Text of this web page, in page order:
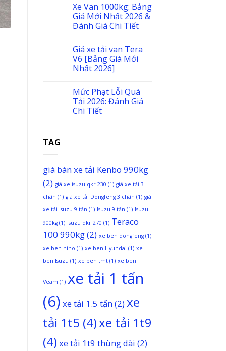
Xe Van 1000kg: Bảng
Giá Mới Nhất 2026 &
Đánh Giá Chi Tiết
Giá xe tải van Tera
V6 [Bảng Giá Mới
Nhất 2026]
Mức Phạt Lỗi Quá
Tải 2026: Đánh Giá
Chi Tiết
TAG
giá bán xe tải Kenbo 990kg
(2) giá xe isuzu qkr 230 (1) giá xe tải 3
chân (1) giá xe tải Dongfeng 3 chân (1) giá
xe tải Isuzu 9 tấn (1) Isuzu 9 tấn (1) Isuzu
900kg(1) Isuzu qkr 270 (1) Teraco
100 990kg(2) xe ben dongfeng(1)
xe ben hino (1) xe ben Hyundai (1) xe
ben Isuzu (1) xe ben tmt(1) xe ben
Veam (1) xe tải 1 tấn
(6) xe tải 1.5 tấn(2) xe
tải 1t5 (4)xe tải 1t9
(4) xe tải 1t9 thùng dài (2)